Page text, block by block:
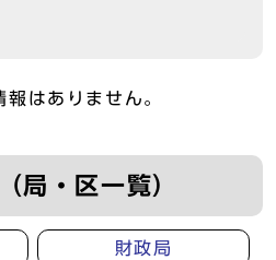
はありません。
局・区一覧）
財政局